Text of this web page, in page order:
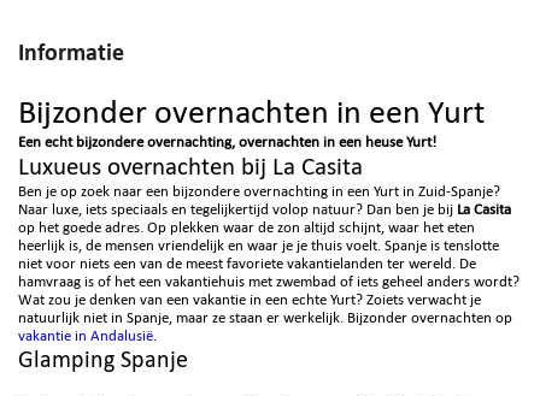
Informatie
Bijzonder overnachten in een Yurt
Een echt bijzondere overnachting, overnachten in een heuse Yurt!
Luxueus overnachten bij La Casita
Ben je op zoek naar een bijzondere overnachting in een Yurt in Zuid-Spanje?
Naar luxe, iets speciaals en tegelijkertijd volop natuur? Dan ben je bij La Casita
op het goede adres. Op plekken waar de zon altijd schijnt, waar het eten
heerlijk is, de mensen vriendelijk en waar je je thuis voelt. Spanje is tenslotte
niet voor niets een van de meest favoriete vakantielanden ter wereld. De
hamvraag is of het een vakantiehuis met zwembad of iets geheel anders wordt?
Wat zou je denken van een vakantie in een echte Yurt? Zoiets verwacht je
natuurlijk niet in Spanje, maar ze staan er werkelijk. Bijzonder overnachten op
vakantie in Andalusië.
Glamping Spanje